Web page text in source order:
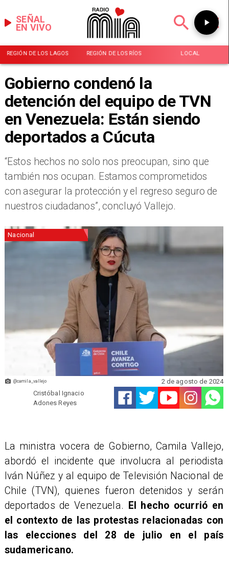
EN VIVO
SEÑAL
REGIÓN DE LOS LAGOS REGIÓN DE LOS RÍOS LOCAL
Gobierno condenó la
detención del equipo de TVN
en Venezuela: Están siendo
deportados a Cúcuta
“Estos hechos no solo nos preocupan, sino que
también nos ocupan. Estamos comprometidos
con asegurar la protección y el regreso seguro de
nuestros ciudadanos”, concluyó Vallejo.
@camila_vallejo
Nacional
Cristóbal Ignacio
Adones Reyes
2 de agosto de 2024
La ministra vocera de Gobierno, Camila Vallejo,
abordó el incidente que involucra al periodista
Iván Núñez y al equipo de Televisión Nacional de
Chile (TVN), quienes fueron detenidos y serán
deportados de Venezuela.
El hecho ocurrió en
el contexto de las protestas relacionadas con
las elecciones del 28 de julio en el país
sudamericano.